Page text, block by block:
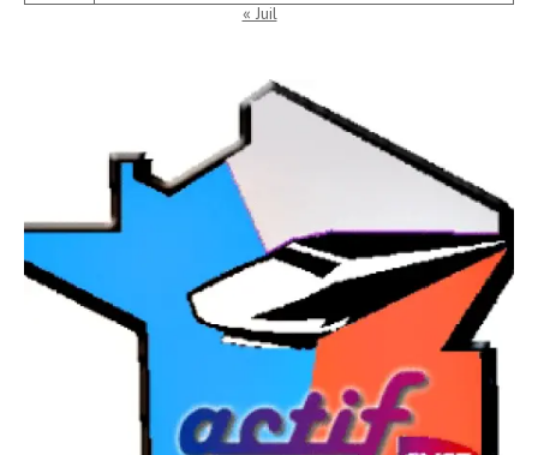
« Juil